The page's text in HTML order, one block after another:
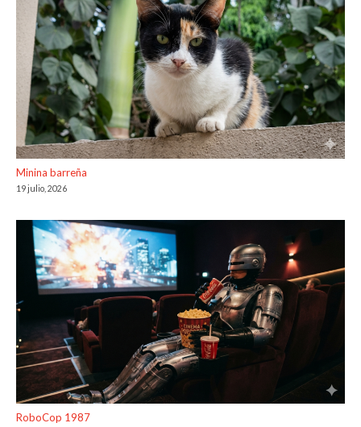
Minina barreña
19 julio, 2026
RoboCop 1987